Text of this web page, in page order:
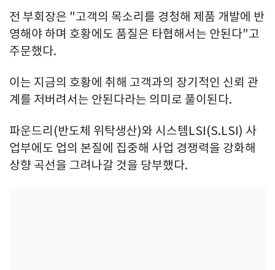
전 부회장은 "고객의 목소리를 경청해 제품 개발에 반
영해야 하며 호황에도 품질은 타협해서는 안된다"고
주문했다.
이는 지금의 호황에 취해 고객과의 장기적인 신뢰 관
계를 저버려서는 안된다라는 의미로 풀이된다.
파운드리(반도체 위탁생산)와 시스템LSI(S.LSI) 사
업부에도 업의 본질에 집중해 사업 경쟁력을 강화해
상향 곡선을 그려나갈 것을 당부했다.